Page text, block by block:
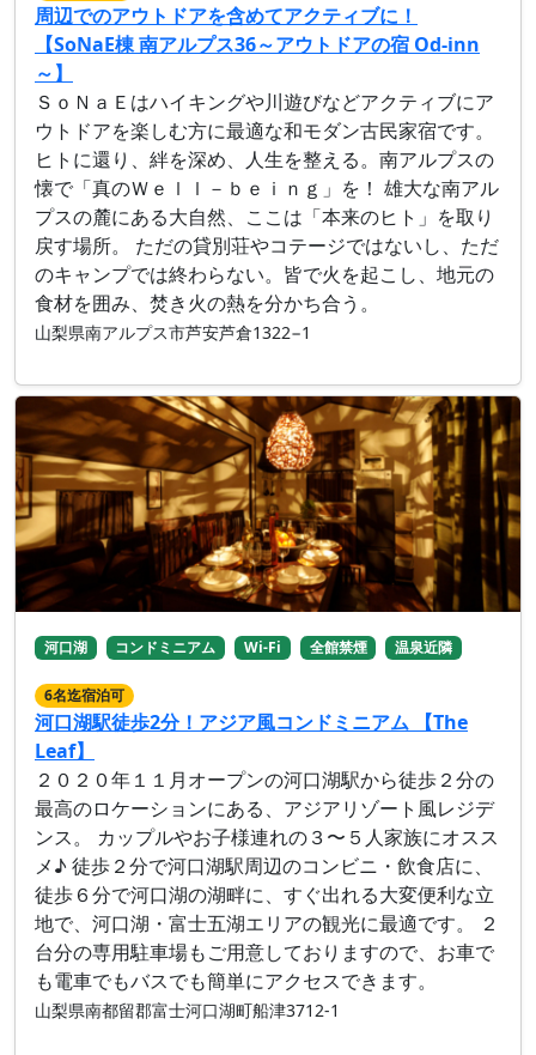
周辺でのアウトドアを含めてアクティブに！
【SoNaE棟 南アルプス36～アウトドアの宿 Od-inn
～】
ＳｏＮａＥはハイキングや川遊びなどアクティブにア
ウトドアを楽しむ方に最適な和モダン古民家宿です。
ヒトに還り、絆を深め、人生を整える。南アルプスの
懐で「真のＷｅｌｌ－ｂｅｉｎｇ」を！ 雄大な南アル
プスの麓にある大自然、ここは「本来のヒト」を取り
戻す場所。 ただの貸別荘やコテージではないし、ただ
のキャンプでは終わらない。皆で火を起こし、地元の
食材を囲み、焚き火の熱を分かち合う。
山梨県南アルプス市芦安芦倉1322−1
河口湖 コンドミニアム Wi-Fi 全館禁煙 温泉近隣
6名迄宿泊可
河口湖駅徒歩2分！アジア風コンドミニアム 【The
Leaf】
２０２０年１１月オープンの河口湖駅から徒歩２分の
最高のロケーションにある、アジアリゾート風レジデ
ンス。 カップルやお子様連れの３〜５人家族にオスス
メ♪ 徒歩２分で河口湖駅周辺のコンビニ・飲食店に、
徒歩６分で河口湖の湖畔に、すぐ出れる大変便利な立
地で、河口湖・富士五湖エリアの観光に最適です。 ２
台分の専用駐車場もご用意しておりますので、お車で
も電車でもバスでも簡単にアクセスできます。
山梨県南都留郡富士河口湖町船津3712-1